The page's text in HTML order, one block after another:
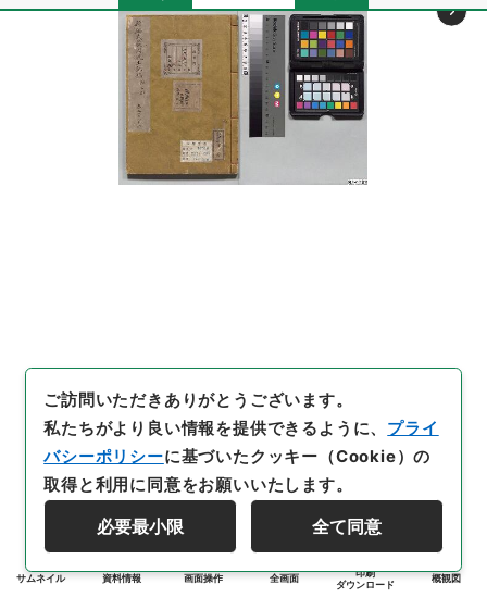
サムネイル 資料情報 画面操作 全画面
印刷
ダウンロード
概観図
ご訪問いただきありがとうございます。
私たちがより良い情報を提供できるように、 プライ
バシーポリシーに基づいたクッキー（Cookie）の
取得と利用に同意をお願いいたします。
必要最小限 全て同意